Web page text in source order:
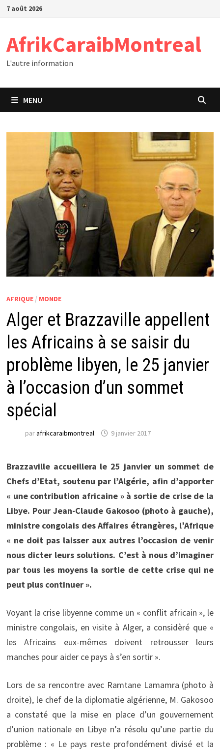
Passer
7 août 2026
AfrikCaraibMontreal
L'autre information
MENU
AFRIQUE/ MONDE
Alger et Brazzaville appellent
les Africains à se saisir du
problème libyen, le 25 janvier
à l’occasion d’un sommet
spécial
parafrikcaraibmontreal 9 janvier 2017
Brazzaville accueillera le 25 janvier un sommet de
Chefs d’Etat, soutenu par l’Algérie, afin d’apporter
« une contribution africaine » à sortie de crise de la
Libye. Pour Jean-Claude Gakosoo (photo à gauche),
ministre congolais des Affaires étrangères, l’Afrique
« ne doit pas laisser aux autres l’occasion de venir
nous dicter leurs solutions. C’est à nous d’imaginer
par tous les moyens la sortie de cette crise qui ne
peut plus continuer ».
Voyant la crise libyenne comme un « conflit africain », le
ministre congolais, en visite à Alger, a considèré que «
les Africains eux-mêmes doivent retrousser leurs
manches pour aider ce pays à s’en sortir ».
Lors de sa rencontre avec Ramtane Lamamra (photo à
droite), le chef de la diplomatie algérienne, M. Gakosoo
a constaté que la mise en place d’un gouvernement
d’union nationale en Libye n’a résolu qu’une partie du
problème : « Le pays reste profondément divisé et la